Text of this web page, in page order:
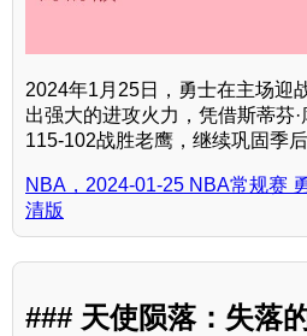
2024年1月25日，勇士在主场迎
出强大的进攻火力，凭借斯蒂芬
115-102战胜老鹰，继续巩固季后
NBA，2024-01-25 NBA常规赛
清版
### 天使陨落：失落